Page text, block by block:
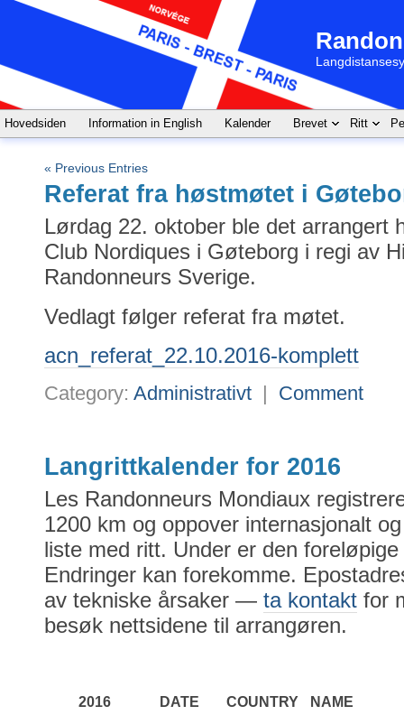
Hovedsiden Information in English Kalender Brevet Ritt
« Previous Entries
Referat fra høstmøtet i
Lørdag 22. oktober ble det arrangert
Club Nordiques i Gøteborg i regi av
Randonneurs Sverige.
Vedlagt følger referat fra møtet.
acn_referat_22.10.2016-komplett
Category: Administrativt Comment
Langrittkalender for 2016
Les Randonneurs Mondiaux
1200 km og oppover internasjonalt
liste med ritt. Under er den
Endringer kan forekomme.
av tekniske årsaker — ta kontakt for
besøk nettsidene til arrangøren.
2016 DATE COUNTRY NAME